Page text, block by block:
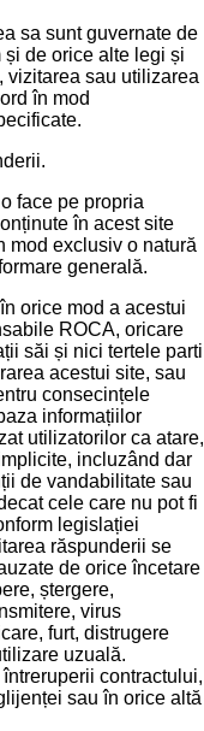
sa sunt guvernate de
de orice alte legi și
vizitarea sau utilizarea
în mod
face pe propria
în acest site
mod exclusiv o natură
generală.
orice mod a acestui
ROCA, oricare
săi și nici tertele parti
acestui site, sau
consecințele
informațiilor
utilizatorilor ca atare,
incluzând dar
de vandabilitate sau
cele care nu pot fi
legislației
răspunderii se
de orice încetare
ștergere,
virus
furt, distrugere
uzuală.
contractului,
sau în orice altă